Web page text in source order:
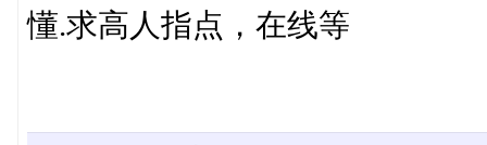
懂.求高人指点，在线等